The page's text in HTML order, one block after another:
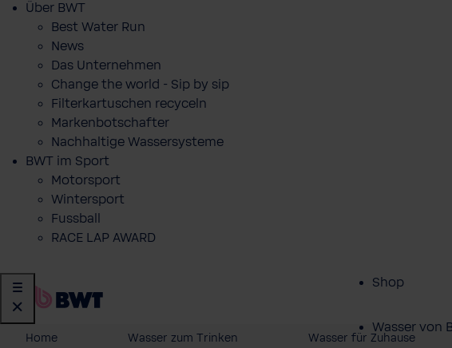
Über BWT
Best Water Run
News
Das Unternehmen
Change the world - Sip by sip
Filterkartuschen recyceln
Markenbotschafter
Nachhaltige Wassersysteme
BWT im Sport
Motorsport
Wintersport
Fussball
RACE LAP AWARD
Shop
Wasser von
Home Wasser zum Trinken Wasser für Zuhause